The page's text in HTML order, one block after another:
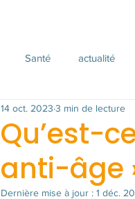
Santé actualité
Qu’est-
anti-âge
14 oct. 2023 3 min de lecture
Dernière mise à jour : 1 déc.